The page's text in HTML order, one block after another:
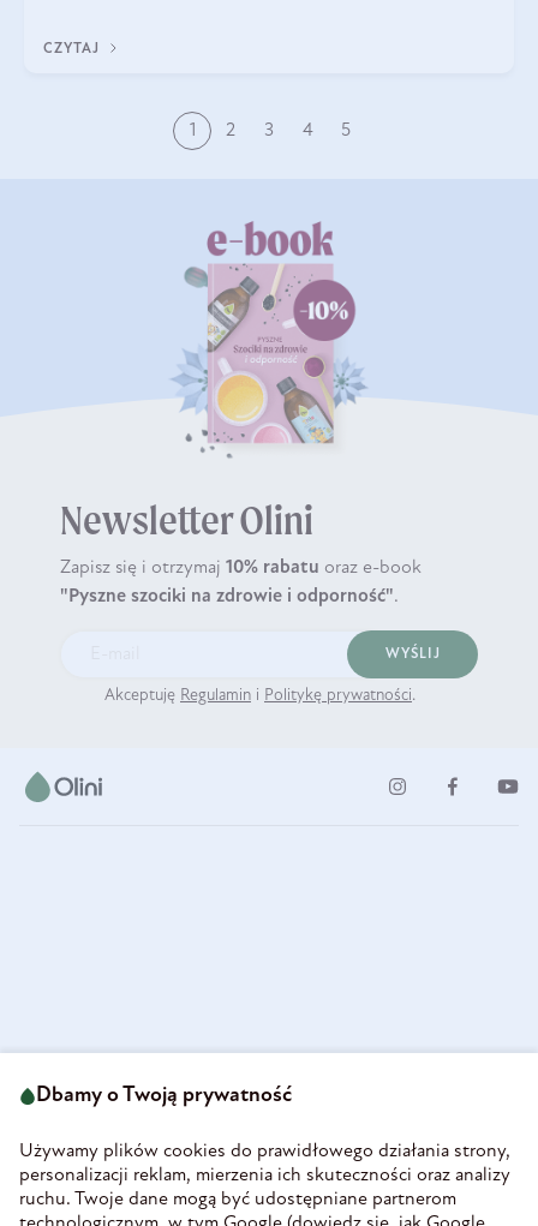
CZYTAJ
1 2 3 4 5
Newsletter Olini
Zapisz się i otrzymaj 10% rabatu oraz e-book
"Pyszne szociki na zdrowie i odporność".
WYŚLIJ
Akceptuję Regulamin i Politykę prywatności.
58-160 Świebodzice
REGON 890213034
INFORMACJE
Dbamy o Twoją prywatność
Używamy plików cookies do prawidłowego działania strony,
personalizacji reklam, mierzenia ich skuteczności oraz analizy
ruchu. Twoje dane mogą być udostępniane partnerom